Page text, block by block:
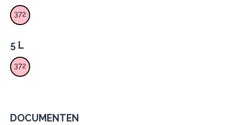
372
5 L
372
DOCUMENTEN